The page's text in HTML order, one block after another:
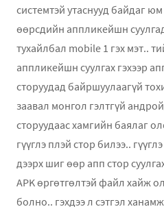
системтэй утаснууд байдаг
өөрсдийн аппликейшн
тухайлбал mobile 1 гэх мэт..
аппликейшн суулгах гэхээр
сторуудад байршуулаагүй
заавал монгол гэлтгүй
сторуудаас хамгийн баялаг
гүүглэ плэй стор билээ..
дээрх шиг өөр апп стор
APK өргөтгөлтэй файл хайж
болно.. гэхдээ л сэтгэл